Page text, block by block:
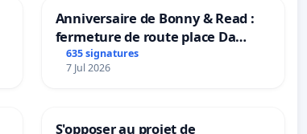
Anniversaire de Bonny & Read :
fermeture de route place Da
Maya M
635 signatures
7 Jul 2026
S'opposer au projet de